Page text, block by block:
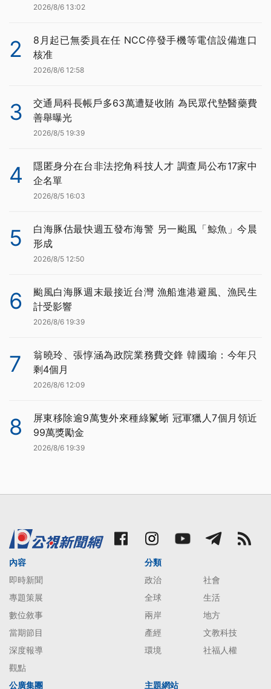
2026/8/6 13:02
2
8月起已無委員在任 NCC停發手機等電信設備進口
核准
2026/8/6 12:58
3
交通局科長帳戶多63萬遭疑收賄 為民眾代墊醫藥費
善舉曝光
2026/8/5 19:39
4
隱匿身分在台非法挖角科技人才 調查局公布17家中
企名單
2026/8/5 16:03
5
白海豚估最快週五發布海警 另一颱風「鯨魚」今晨
形成
2026/8/5 12:50
6
颱風白海豚週末最接近台灣 漁船進港避風、漁民生
計受影響
2026/8/6 19:39
7
翁曉玲、張惇涵為政院業務費交鋒 韓國瑜：今年只
剩4個月
2026/8/6 12:09
8
屏東移除逾9萬隻外來種綠鬣蜥 冠軍獵人7個月領近
99萬獎勵金
2026/8/6 19:39
內容
即時新聞
專題策展
數位敘事
當期節目
深度報導
觀點
分類
政治
社會
全球
生活
兩岸
地方
產經
文教科技
環境
社福人權
公廣集團 主題網站